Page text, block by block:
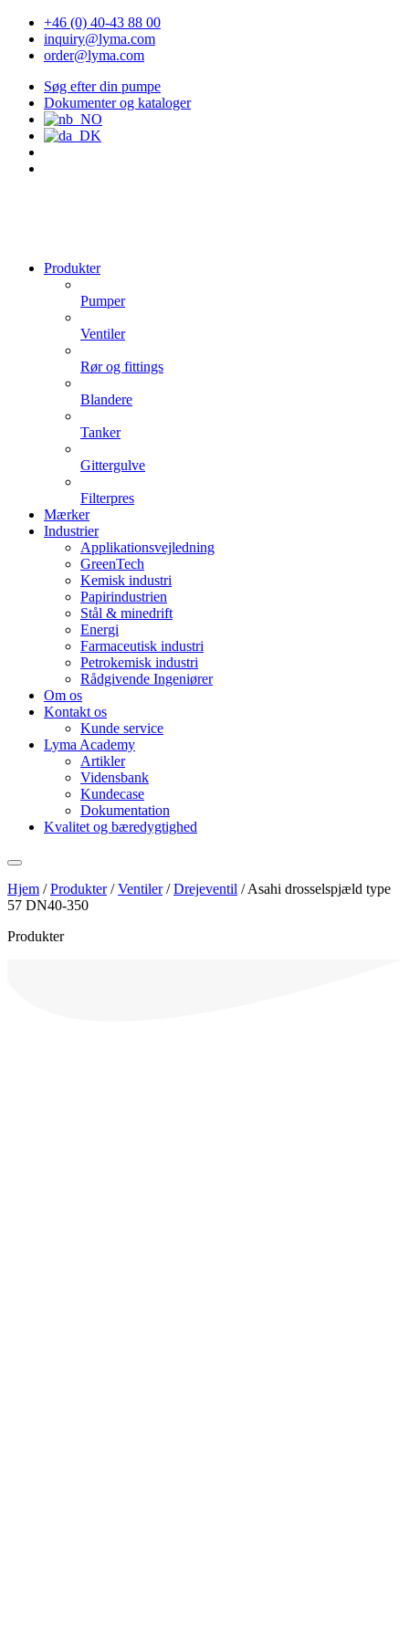
+46 (0) 40-43 88 00
inquiry@lyma.com
order@lyma.com
Søg efter din pumpe
Dokumenter og kataloger
Produkter
Pumper
Ventiler
Rør og fittings
Blandere
Tanker
Gittergulve
Filterpres
Mærker
Industrier
Applikationsvejledning
GreenTech
Kemisk industri
Papirindustrien
Stål & minedrift
Energi
Farmaceutisk industri
Petrokemisk industri
Rådgivende Ingeniører
Om os
Kontakt os
Kunde service
Lyma Academy
Artikler
Vidensbank
Kundecase
Dokumentation
Kvalitet og bæredygtighed
Hjem /Produkter/Ventiler/Drejeventil /Asahi drosselspjæld type
57 DN40-350
Produkter